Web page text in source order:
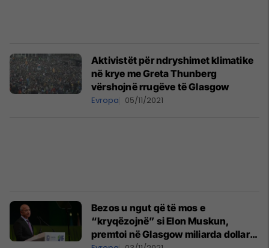
Aktivistët për ndryshimet klimatike
në krye me Greta Thunberg
vërshojnë rrugëve të Glasgow
Evropa 05/11/2021
Bezos u ngut që të mos e
“kryqëzojnë” si Elon Muskun,
premtoi në Glasgow miliarda dollarë